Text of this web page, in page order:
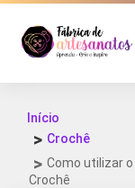
Início
Crochê
Como utilizar
Crochê